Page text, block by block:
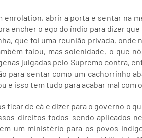
enrolation, abrir a porta e sentar na
encher o ego do índio para dizer
que foi uma reunião privada, onde
falou, mas solenidade, o que
julgadas pelo Supremo contra,
para sentar como um cachorrinho
e isso tem tudo para acabar mal com
ficar de cá e dizer para o governo o
direitos todos sendo aplicados
um ministério para os povos